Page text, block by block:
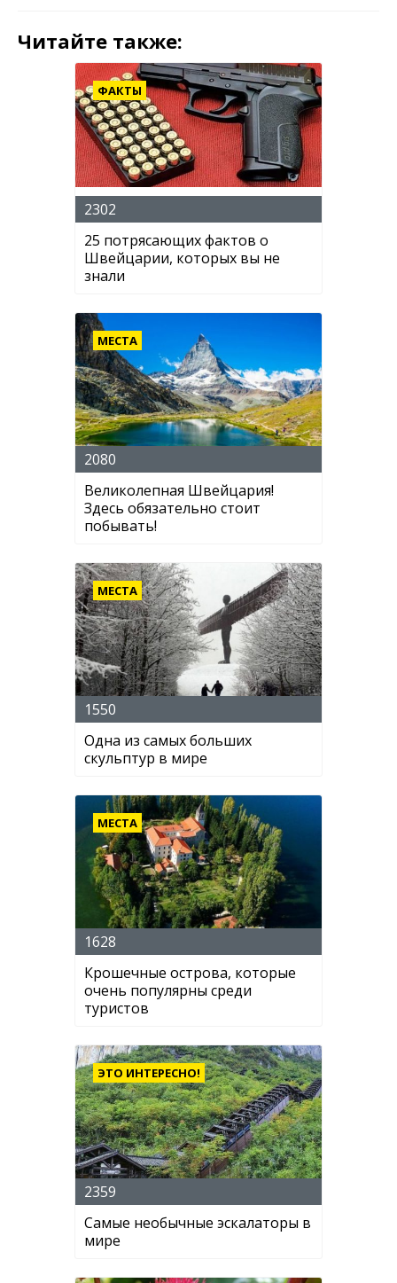
Читайте также:
ФАКТЫ
2302
25 потрясающих фактов о
Швейцарии, которых вы не
знали
МЕСТА
2080
Великолепная Швейцария!
Здесь обязательно стоит
побывать!
МЕСТА
1550
Одна из самых больших
скульптур в мире
МЕСТА
1628
Крошечные острова, которые
очень популярны среди
туристов
ЭТО ИНТЕРЕСНО!
2359
Самые необычные эскалаторы в
мире